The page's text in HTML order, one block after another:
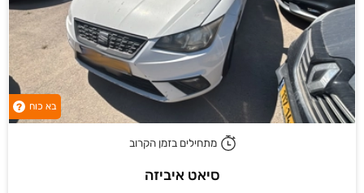
בא כוח ?
מתחילים בזמן הקרוב
סיאט איביזה